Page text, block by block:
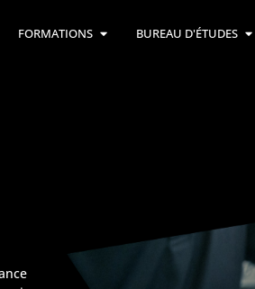
FORMATIONS BUREAU D'ÉTUDES